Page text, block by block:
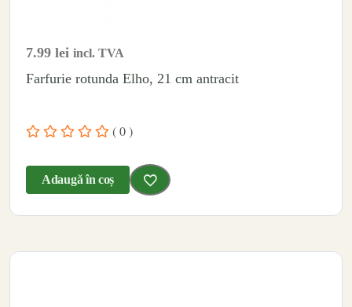
7.99 lei incl. TVA
Farfurie rotunda Elho, 21 cm antracit
( 0 )
Adaugă în coș